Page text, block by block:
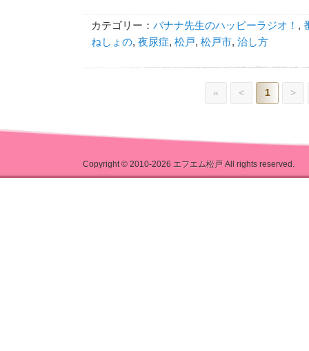
カテゴリー： バナナ先生のハッピーラジオ！ ,
ねしょの, 夜尿症, 松戸, 松戸市, 治し方
« < 1 >
Copyright © 2010-2026 エフエム松戸 All rights reserved.